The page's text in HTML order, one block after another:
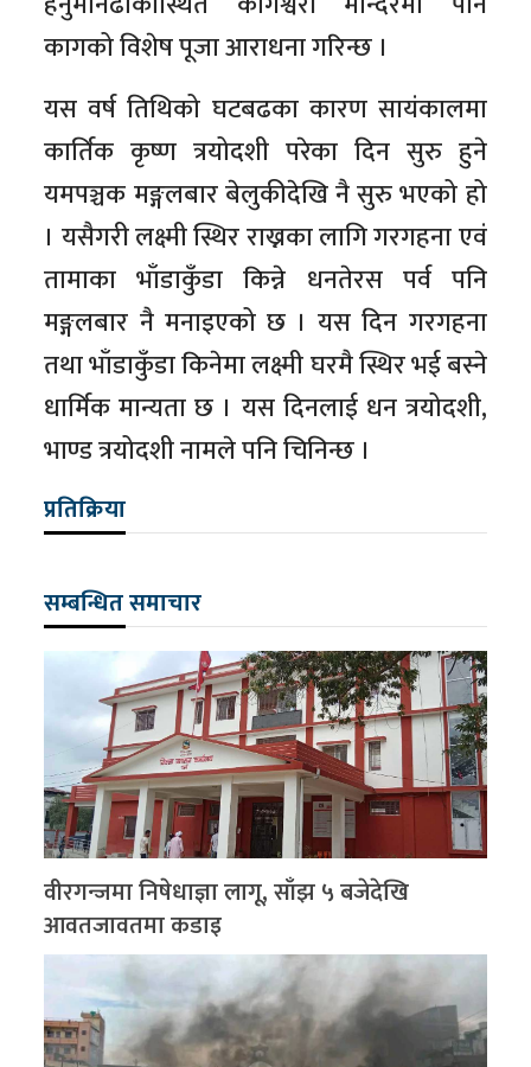
कागको विशेष पूजा आराधना गरिन्छ ।
यस वर्ष तिथिको घटबढका कारण सायंकालमा
कार्तिक कृष्ण त्रयोदशी परेका दिन सुरु हुने
यमपञ्चक मङ्गलबार बेलुकीदेखि नै सुरु भएको हो
। यसैगरी लक्ष्मी स्थिर राख्नका लागि गरगहना एवं
तामाका भाँडाकुँडा किन्ने धनतेरस पर्व पनि
मङ्गलबार नै मनाइएको छ । यस दिन गरगहना
तथा भाँडाकुँडा किनेमा लक्ष्मी घरमै स्थिर भई बस्ने
धार्मिक मान्यता छ । यस दिनलाई धन त्रयोदशी,
भाण्ड त्रयोदशी नामले पनि चिनिन्छ ।
प्रतिक्रिया
सम्बन्धित समाचार
वीरगन्जमा निषेधाज्ञा लागू, साँझ ५ बजेदेखि
आवतजावतमा कडाइ